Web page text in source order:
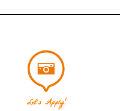
Let's Apply!